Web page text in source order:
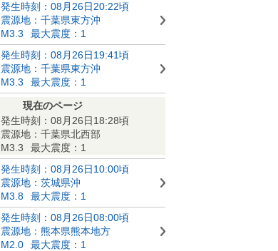
発生時刻：08月26日20:22頃
震源地：千葉県東方沖
M3.3
最大震度：1
発生時刻：08月26日19:41頃
震源地：千葉県東方沖
M3.3
最大震度：1
現在のページ
発生時刻：08月26日18:28頃
震源地：千葉県北西部
M3.3
最大震度：1
発生時刻：08月26日10:00頃
震源地：茨城県沖
M3.8
最大震度：1
発生時刻：08月26日08:00頃
震源地：熊本県熊本地方
M2.0
最大震度：1